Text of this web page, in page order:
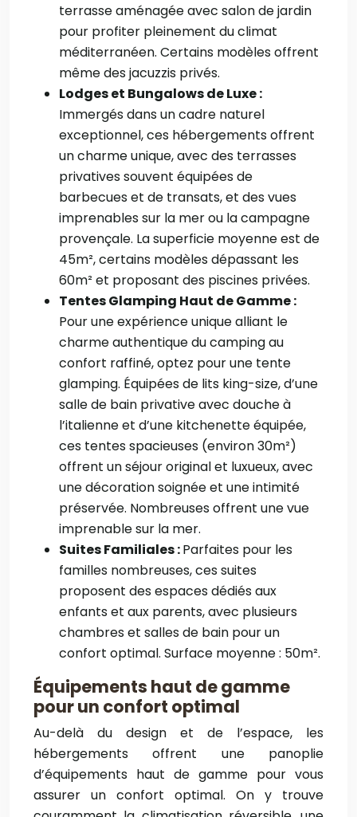
terrasse aménagée avec salon de jardin
pour profiter pleinement du climat
méditerranéen. Certains modèles offrent
même des jacuzzis privés.
Lodges et Bungalows de Luxe :
Immergés dans un cadre naturel
exceptionnel, ces hébergements offrent
un charme unique, avec des terrasses
privatives souvent équipées de
barbecues et de transats, et des vues
imprenables sur la mer ou la campagne
provençale. La superficie moyenne est de
45m², certains modèles dépassant les
60m² et proposant des piscines privées.
Tentes Glamping Haut de Gamme :
Pour une expérience unique alliant le
charme authentique du camping au
confort raffiné, optez pour une tente
glamping. Équipées de lits king-size, d’une
salle de bain privative avec douche à
l’italienne et d’une kitchenette équipée,
ces tentes spacieuses (environ 30m²)
offrent un séjour original et luxueux, avec
une décoration soignée et une intimité
préservée. Nombreuses offrent une vue
imprenable sur la mer.
Suites Familiales :Parfaites pour les
familles nombreuses, ces suites
proposent des espaces dédiés aux
enfants et aux parents, avec plusieurs
chambres et salles de bain pour un
confort optimal. Surface moyenne : 50m².
Équipements haut de gamme
pour un confort optimal
Au-delà du design et de l’espace, les
hébergements offrent une panoplie
d’équipements haut de gamme pour vous
assurer un confort optimal. On y trouve